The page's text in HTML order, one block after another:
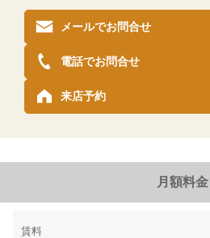
メールでお問合せ
来店予約
電話でお問合せ
月額料金
賃料